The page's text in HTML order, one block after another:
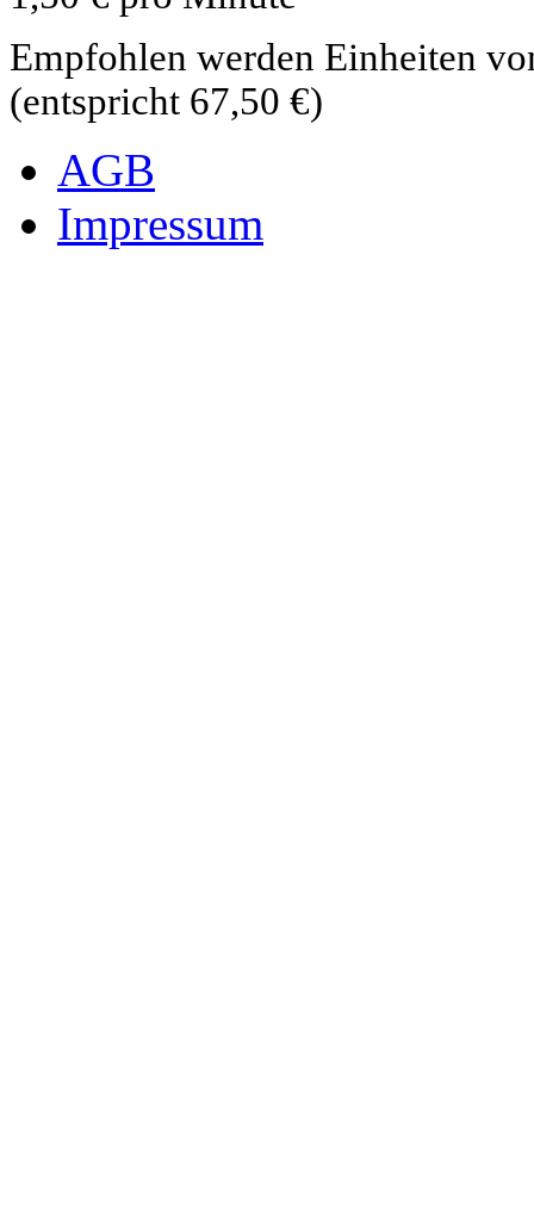
Empfohlen werden Einheiten
(entspricht 67,50 €)
AGB
Impressum